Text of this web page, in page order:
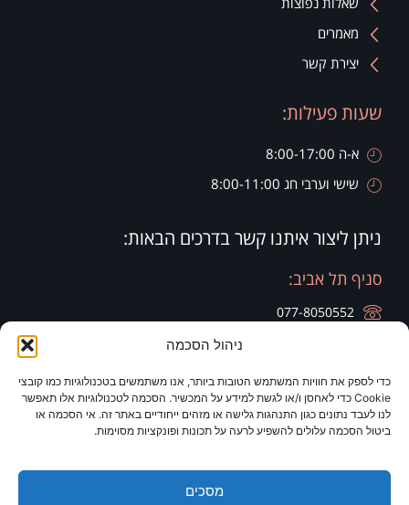
ניהול הסכמה
כדי לספק את חוויות המשתמש הטובות ביותר, אנו משתמשים בטכנולוגיות כמו קובצי
Cookie כדי לאחסן ו/או לגשת למידע על המכשיר. הסכמה לטכנולוגיות אלו תאפשר
לנו לעבד נתונים כגון התנהגות גלישה או מזהים ייחודיים באתר זה. אי הסכמה או
ביטול הסכמה עלולים להשפיע לרעה על תכונות ופונקציות מסוימות.
מסכים
ניתן ליצור איתנו קשר בדרכים הבאות:
סניף תל אביב:
077-8050552
סניף זיכרון יעקב:
077-8050420
סניף ירושלים:
077-8050420
מאמרים
יצירת קשר
שעות פעילות:
א-ה 8:00-17:00
שישי וערבי חג 8:00-11:00